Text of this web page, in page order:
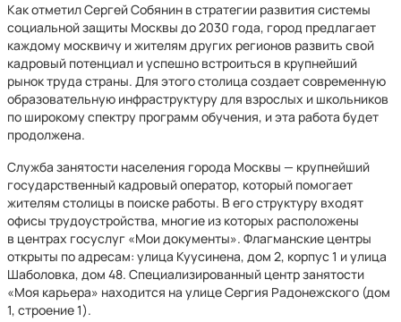
Как отметил Сергей Собянин в стратегии развития системы
социальной защиты Москвы до 2030 года, город предлагает
каждому москвичу и жителям других регионов развить свой
кадровый потенциал и успешно встроиться в крупнейший
рынок труда страны. Для этого столица создает современную
образовательную инфраструктуру для взрослых и школьников
по широкому спектру программ обучения, и эта работа будет
продолжена.
Служба занятости населения города Москвы — крупнейший
государственный кадровый оператор, который помогает
жителям столицы в поиске работы. В его структуру входят
офисы трудоустройства, многие из которых расположены
в центрах госуслуг «Мои документы». Флагманские центры
открыты по адресам: улица Куусинена, дом 2, корпус 1 и улица
Шаболовка, дом 48. Специализированный центр занятости
«Моя карьера» находится на улице Сергия Радонежского (дом
1, строение 1).